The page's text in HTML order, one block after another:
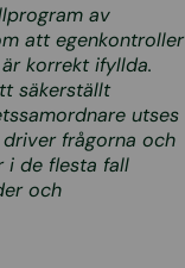
av
att egenkontroller
korrekt ifyllda.
säkerställt
utses
frågorna och
i de flesta fall
och